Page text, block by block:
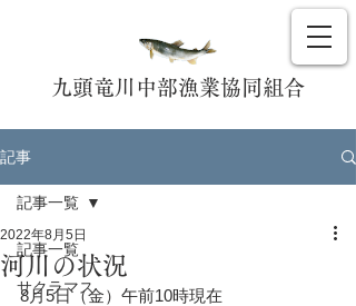
九頭竜川中部漁業協同組合
記事
記事一覧
サクラマス
記事一覧
河川の状況
2022年8月5日
8月5日（金）午前10時現在